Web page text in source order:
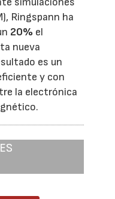
Ringspann ha
20% el
nueva
es un
y con
la electrónica